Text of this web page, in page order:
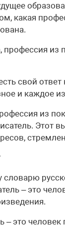
какая
профессия из
свой ответ
и каждое
из
Этот
словарю
– это
– это